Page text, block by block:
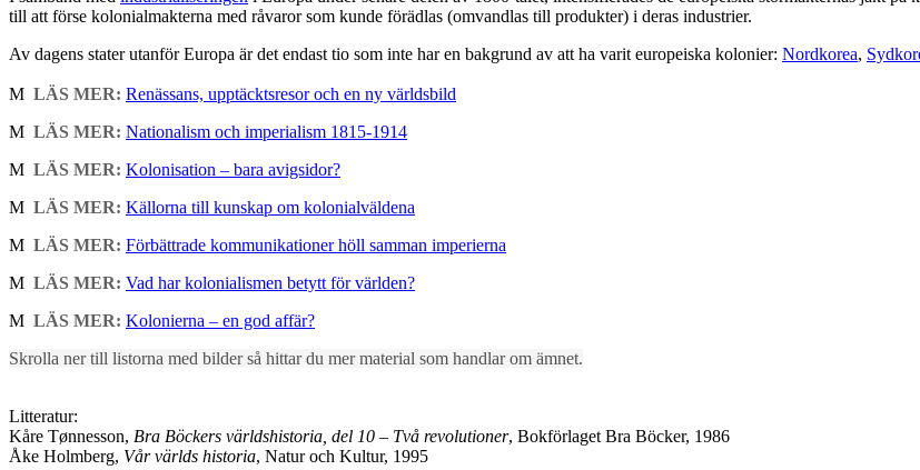
till att förse kolonialmakterna med råvaror som kunde förädlas (omvandlas till produkter) i deras industrier.
Av dagens stater utanför Europa är det endast tio som inte har en bakgrund av att ha varit europeiska kolonier: Nordkorea,
M LÄS MER: Renässans, upptäcktsresor och en ny världsbild
M LÄS MER: Nationalism och imperialism 1815-1914
M LÄS MER: Kolonisation – bara avigsidor?
M LÄS MER: Källorna till kunskap om kolonialväldena
M LÄS MER: Förbättrade kommunikationer höll samman imperierna
M LÄS MER: Vad har kolonialismen betytt för världen?
M LÄS MER: Kolonierna – en god affär?
Skrolla ner till listorna med bilder så hittar du mer material som handlar om ämnet.
Litteratur:
Kåre Tønnesson, Bra Böckers världshistoria, del 10 – Två revolutioner, Bokförlaget Bra Böcker, 1986
Åke Holmberg, Vår världs historia, Natur och Kultur, 1995